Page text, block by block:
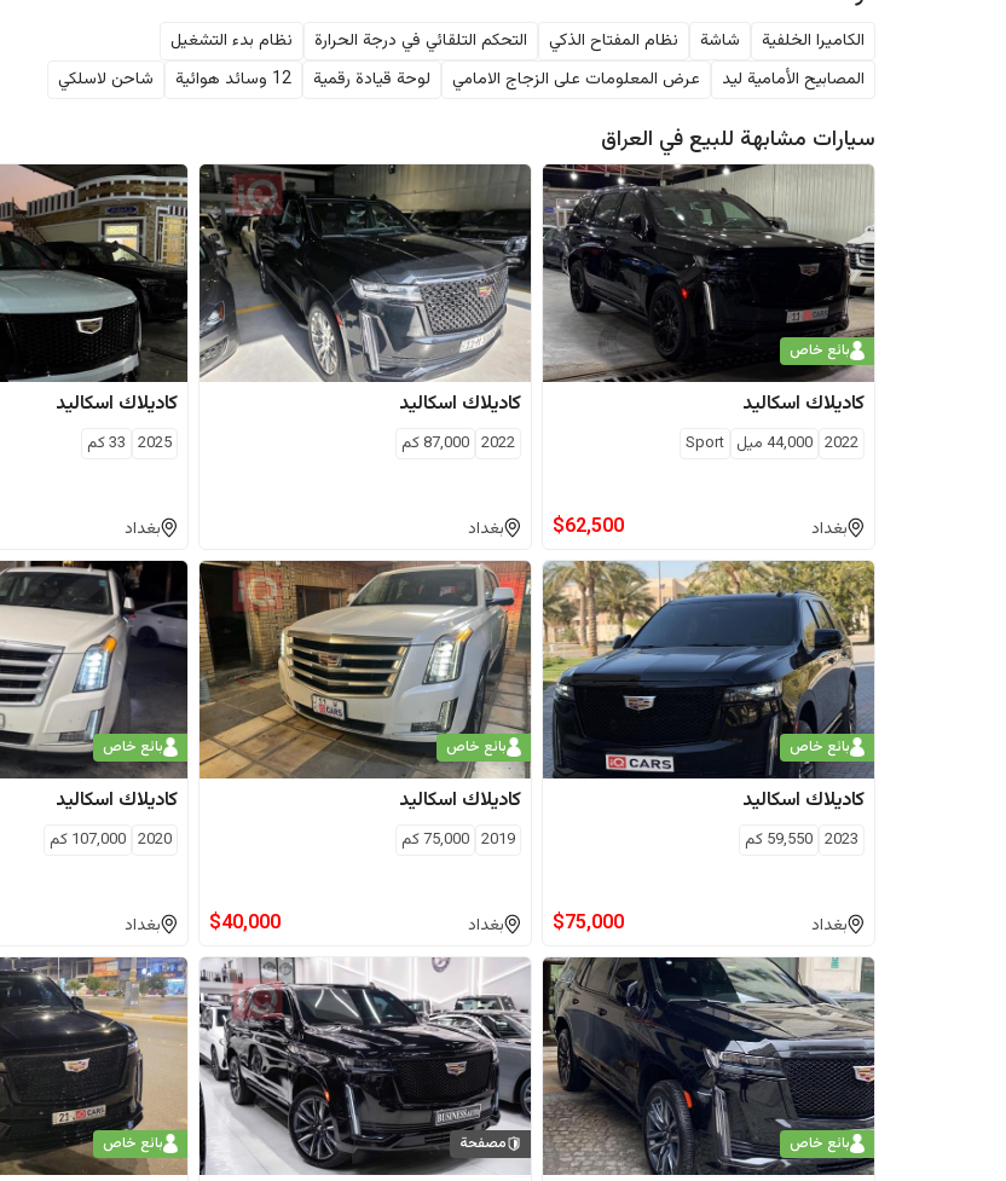
الكاميرا الخلفية شاشة نظام المفتاح الذكي التحكم التلقائي في درجة الحرارة
نظام بدء التشغيل
المصابيح الأمامية ليد
عرض المعلومات على الزجاج الامامي لوحة قيادة رقمية 12 وسائد هوائية شاحن لاسلكي
سيارات مشابهة للبيع في العراق
بائع خاص
كاديلاك اسكاليد
2022
44,000 ميل Sport
بغداد $62,500
كاديلاك اسكاليد
2022
87,000كم
بغداد
كاديلاك اسكاليد
2025
33كم
بغداد
بائع خاص
كاديلاك اسكاليد
2023
59,550 كم
بغداد $75,000
بائع خاص
كاديلاك اسكاليد
2019
75,000كم
بغداد $40,000
بائع خاص
كاديلاك اسكاليد
2020
107,000 كم
بغداد
بائع خاص مصفحة بائع خاص